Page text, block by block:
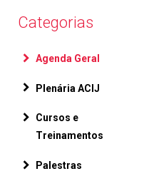
Categorias
Agenda Geral
Plenária ACIJ
Cursos e
Treinamentos
Palestras